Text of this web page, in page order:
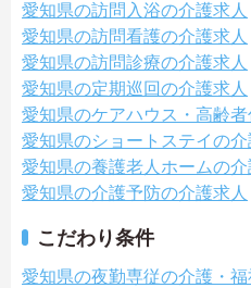
愛知県の訪問入浴の介護求人
愛知県の訪問看護の介護求人
愛知県の訪問診療の介護求人
愛知県の定期巡回の介護求人
愛知県のケアハウス・高齢
愛知県のショートステイの介
愛知県の養護老人ホームの介
愛知県の介護予防の介護求人
こだわり条件
愛知県の夜勤専従の介護・福